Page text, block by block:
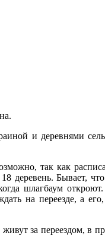
и деревнями
так как
деревень. Бывает,
шлагбаум
на переезде, а
за переездом, в